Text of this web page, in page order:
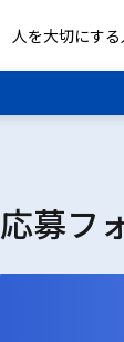
人を大切にす
応募フ